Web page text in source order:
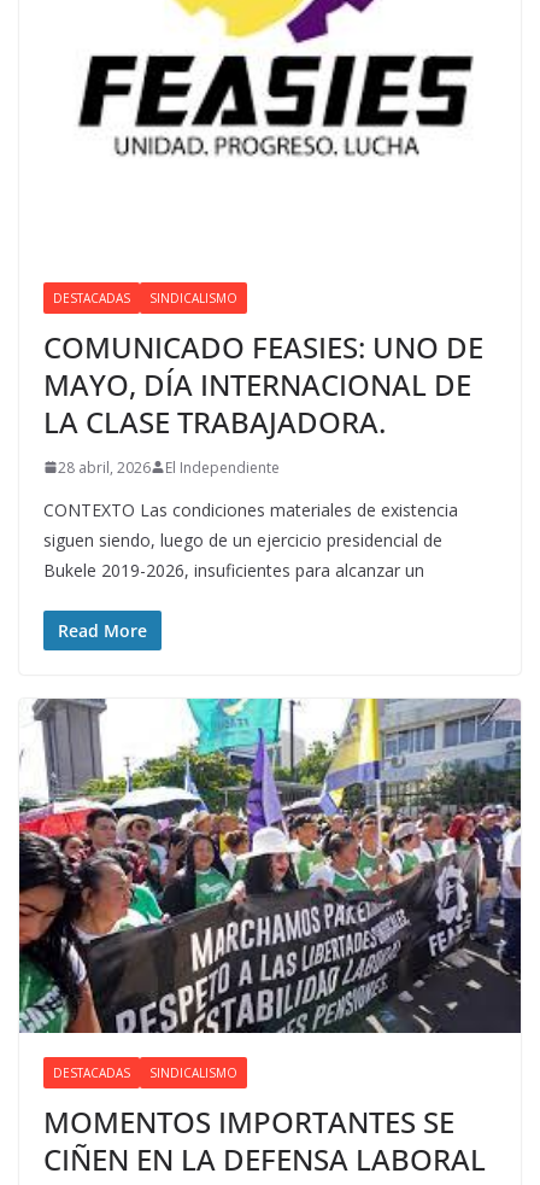
DESTACADAS SINDICALISMO
COMUNICADO FEASIES: UNO DE
MAYO, DÍA INTERNACIONAL DE
LA CLASE TRABAJADORA.
28 abril, 2026 El Independiente
CONTEXTO Las condiciones materiales de existencia
siguen siendo, luego de un ejercicio presidencial de
Bukele 2019-2026, insuficientes para alcanzar un
Read More
DESTACADAS SINDICALISMO
MOMENTOS IMPORTANTES SE
CIÑEN EN LA DEFENSA LABORAL